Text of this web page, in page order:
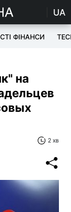
UA
ФІНАНСИ
на
2 хв